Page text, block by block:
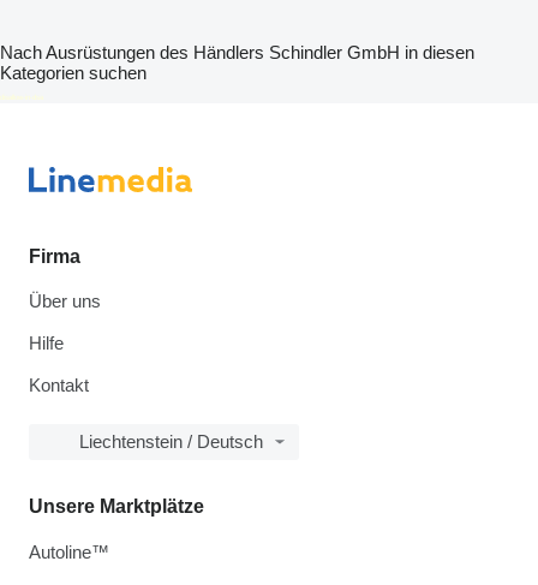
Nach Ausrüstungen des Händlers Schindler GmbH in diesen
Kategorien suchen
disallow-in-dsa
Firma
Über uns
Hilfe
Kontakt
Liechtenstein / Deutsch
Unsere Marktplätze
Autoline™